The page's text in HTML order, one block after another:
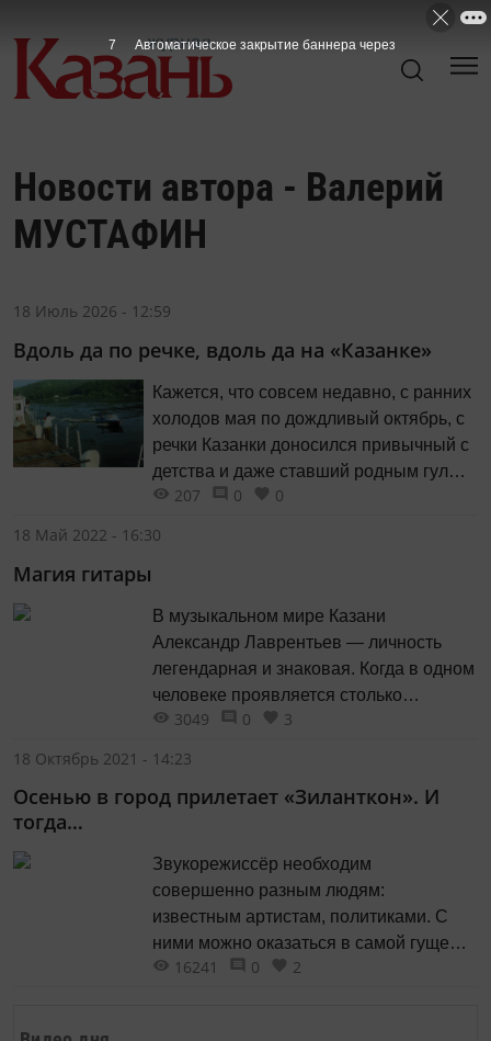
Новости автора - Валерий
МУСТАФИН
18 Июль 2026 - 12:59
Вдоль да по речке, вдоль да на «Казанке»
Кажется, что совсем недавно, с ранних
холодов мая по дождливый октябрь, с
речки Казанки доносился привычный с
детства и даже ставший родным гул
многочисленных лодочных моторов.
207 0
0
18 Май 2022 - 16:30
Магия гитары
В музыкальном мире Казани
Александр Лаврентьев — личность
легендарная и знаковая. Когда в одном
человеке проявляется столько
талантов и его жизнь состоит из совсем
3049 0
3
18 Октябрь 2021 - 14:23
Осенью в город прилетает «Зиланткон». И
тогда…
Звукорежиссёр необходим
совершенно разным людям:
известным артистам, политиками. С
ними можно оказаться в самой гуще
интересных событий. Именно поэтому
16241 0 2
7 Автоматическое закрытие баннера через